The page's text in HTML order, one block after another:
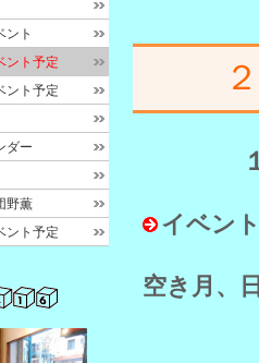
イベン
空き月、
ント
ント予定
ント予定
ダー
野薫
ント予定